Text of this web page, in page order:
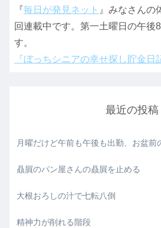
『毎日が発見ネット 』みなさんの
回連載中です。第一土曜日の午後
す。
『ぼっちシニアの幸せ探し貯金日
最近の投稿
月曜だけど午前も午後も出勤、お盆前
贔屓のパン屋さんの贔屓を止める
大根おろしの汁で七転八倒
精神力が削れる階段